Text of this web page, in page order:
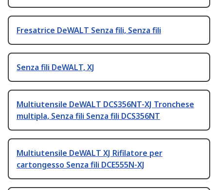
Fresatrice DeWALT Senza fili, Senza fili
Senza fili DeWALT, XJ
Multiutensile DeWALT DCS356NT-XJ Tronchese
multipla, Senza fili Senza fili DCS356NT
Multiutensile DeWALT XJ Rifilatore per
cartongesso Senza fili DCE555N-XJ